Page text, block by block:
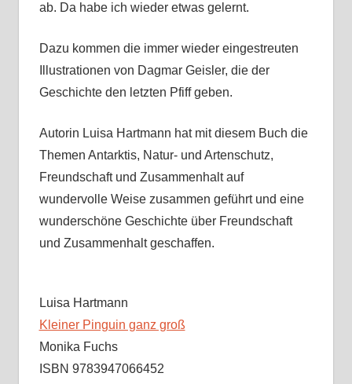
ab. Da habe ich wieder etwas gelernt.
Dazu kommen die immer wieder eingestreuten
Illustrationen von Dagmar Geisler, die der
Geschichte den letzten Pfiff geben.
Autorin Luisa Hartmann hat mit diesem Buch die
Themen Antarktis, Natur- und Artenschutz,
Freundschaft und Zusammenhalt auf
wundervolle Weise zusammen geführt und eine
wunderschöne Geschichte über Freundschaft
und Zusammenhalt geschaffen.
Luisa Hartmann
Kleiner Pinguin ganz groß
Monika Fuchs
ISBN 9783947066452